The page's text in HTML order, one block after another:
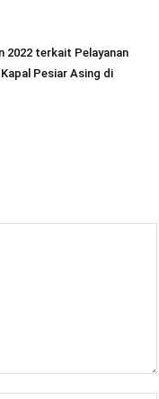
2022 terkait Pelayanan
Pesiar Asing di